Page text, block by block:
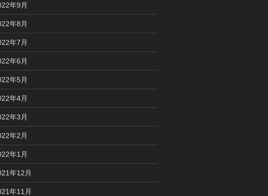
年9月
年8月
年7月
年6月
年5月
年4月
年3月
年2月
年1月
年12月
年11月